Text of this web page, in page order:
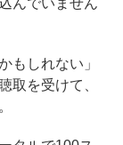
もしれない」
取を受けて、